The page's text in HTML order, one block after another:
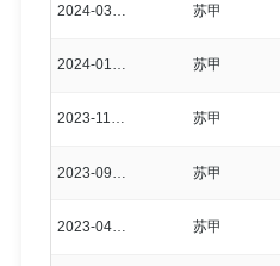
2024-03-23 苏甲
2024-01-13 苏甲
2023-11-11 苏甲
苏甲
2023-04-19 苏甲